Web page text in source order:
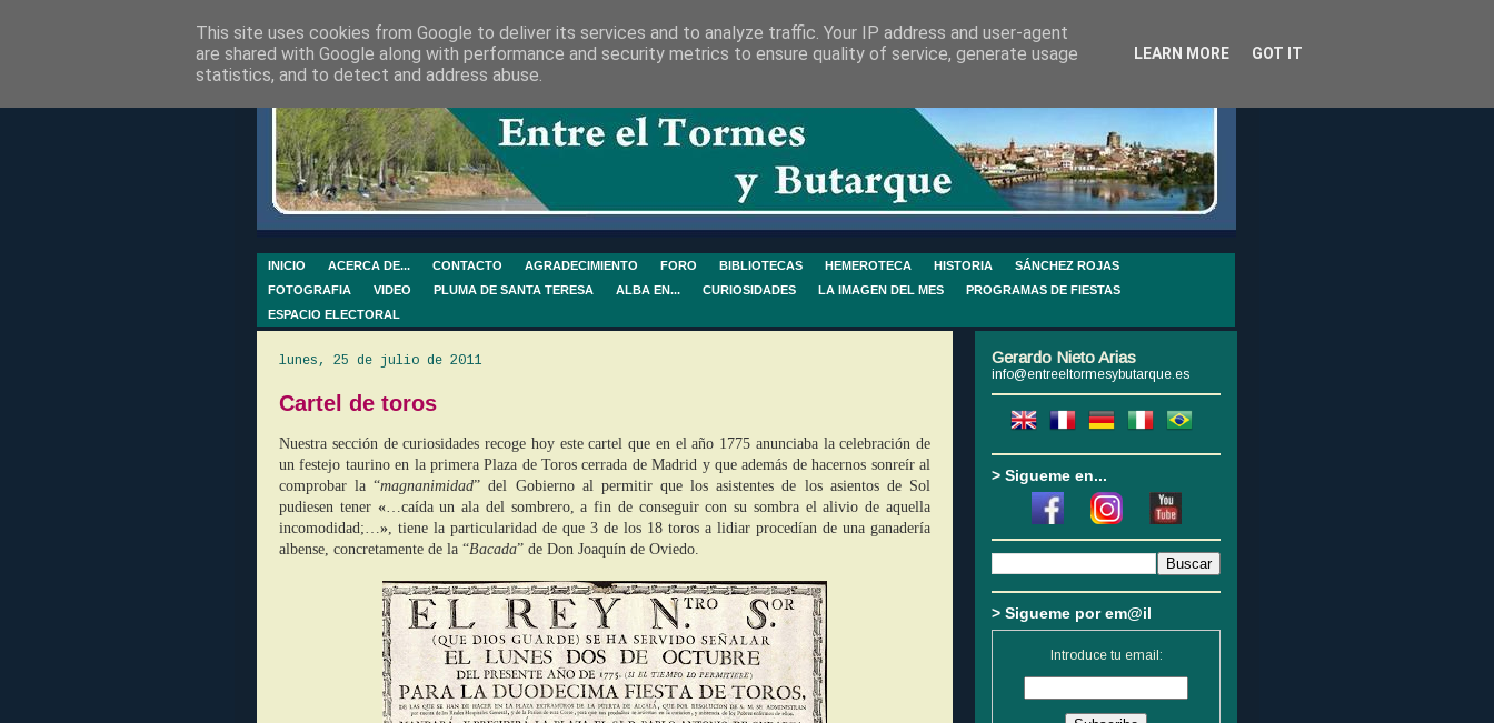
INICIO ACERCA DE... CONTACTO AGRADECIMIENTO FORO BIBLIOTECAS HEMEROTECA HISTORIA
SÁNCHEZ ROJAS
FOTOGRAFIA
VIDEO PLUMA DE SANTA TERESA ALBA EN... CURIOSIDADES LA IMAGEN DEL MES
PROGRAMAS DE FIESTAS
ESPACIO ELECTORAL
lunes, 25 de julio de 2011
Cartel de toros
Nuestra sección de curiosidades recoge hoy este cartel que en el año 1775 anunciaba la celebración de
un festejo taurino en la primera Plaza de Toros cerrada de Madrid y que además de hacernos sonreír al
comprobar la “magnanimidad” del Gobierno al permitir que los asistentes de los asientos de Sol
pudiesen tener «…caída un ala del sombrero, a fin de conseguir con su sombra el alivio de aquella
incomodidad;…», tiene la particularidad de que 3 de los 18 toros a lidiar procedían de una ganadería
albense, concretamente de la “Bacada” de Don Joaquín de Oviedo.
Gerardo Nieto Arias
info@entreeltormesybutarque.es
> Sigueme en...
> Sigueme por em@il
Introduce tu email:
This site uses cookies from Google to deliver its services and to analyze traffic. Your IP address and user-agent
are shared with Google along with performance and security metrics to ensure quality of service, generate usage
statistics, and to detect and address abuse.
LEARN MORE GOT IT